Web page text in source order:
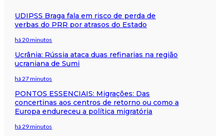
UDIPSS Braga fala em risco de perda de
verbas do PRR por atrasos do Estado
há 20 minutos
Ucrânia: Rússia ataca duas refinarias na região
ucraniana de Sumi
há 27 minutos
PONTOS ESSENCIAIS: Migrações: Das
concertinas aos centros de retorno ou como a
Europa endureceu a política migratória
há 29 minutos